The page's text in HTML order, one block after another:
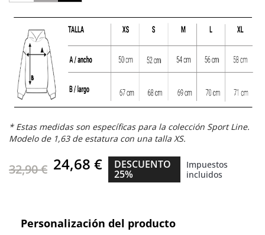
* Estas medidas son específicas para la colección Sport Line.
Modelo de 1,63 de estatura con una talla XS.
32,90 € 24,68 € DESCUENTO
25%
Impuestos
incluidos
Personalización del producto